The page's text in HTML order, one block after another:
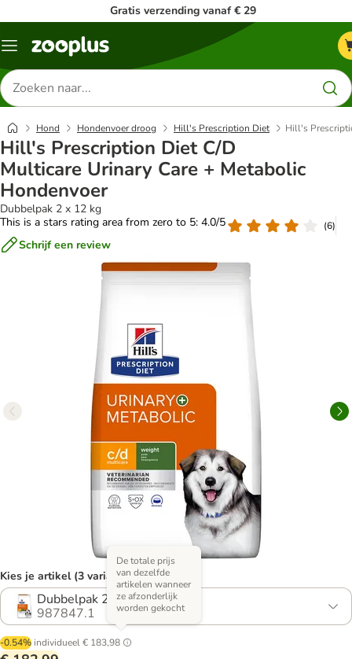
Gratis verzending vanaf € 29
Menu
Zoeken
naar
producten
Hond Hondenvoer droog Hill's Prescription Diet Hill's
Hill's Prescription Diet C/D
Multicare Urinary Care + Metabolic
Hondenvoer
Dubbelpak 2 x 12 kg
This is a stars rating area from zero to 5: 4.0/5
(6)
Schrijf een review
Kies je artikel (3 varianten)
Dubbelpak 2 x 12 kg
987847.1
-0.54% individueel€ 183,98
De totale prijs
van dezelfde
artikelen wanneer
ze afzonderlijk
worden gekocht